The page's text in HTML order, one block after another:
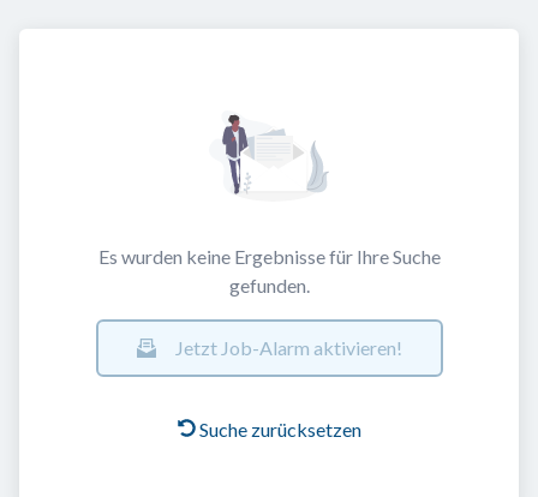
Es wurden keine Ergebnisse für Ihre Suche
gefunden.
Jetzt Job-Alarm aktivieren!
Suche zurücksetzen